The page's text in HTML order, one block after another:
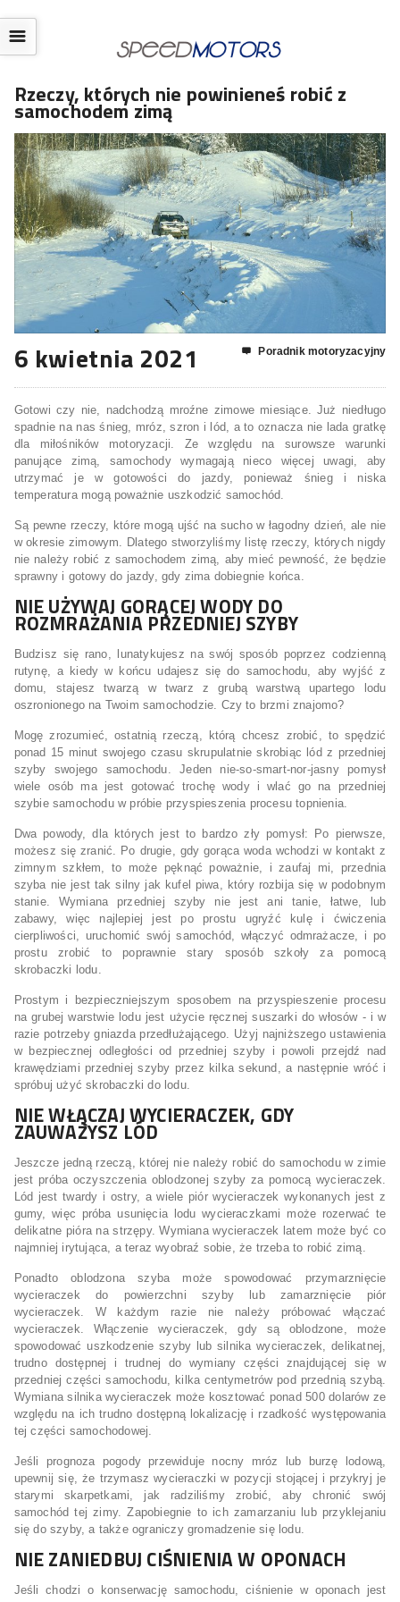
☰
Rzeczy, których nie powinieneś robić z
samochodem zimą
6 kwietnia 2021  Poradnik motoryzacyjny
Gotowi czy nie, nadchodzą mroźne zimowe miesiące. Już niedługo
spadnie na nas śnieg, mróz, szron i lód, a to oznacza nie lada gratkę
dla miłośników motoryzacji. Ze względu na surowsze warunki
panujące zimą, samochody wymagają nieco więcej uwagi, aby
utrzymać je w gotowości do jazdy, ponieważ śnieg i niska
temperatura mogą poważnie uszkodzić samochód.
Są pewne rzeczy, które mogą ujść na sucho w łagodny dzień, ale nie
w okresie zimowym. Dlatego stworzyliśmy listę rzeczy, których nigdy
nie należy robić z samochodem zimą, aby mieć pewność, że będzie
sprawny i gotowy do jazdy, gdy zima dobiegnie końca.
NIE UŻYWAJ GORĄCEJ WODY DO
ROZMRAŻANIA PRZEDNIEJ SZYBY
Budzisz się rano, lunatykujesz na swój sposób poprzez codzienną
rutynę, a kiedy w końcu udajesz się do samochodu, aby wyjść z
domu, stajesz twarzą w twarz z grubą warstwą upartego lodu
oszronionego na Twoim samochodzie. Czy to brzmi znajomo?
Mogę zrozumieć, ostatnią rzeczą, którą chcesz zrobić, to spędzić
ponad 15 minut swojego czasu skrupulatnie skrobiąc lód z przedniej
szyby swojego samochodu. Jeden nie-so-smart-nor-jasny pomysł
wiele osób ma jest gotować trochę wody i wlać go na przedniej
szybie samochodu w próbie przyspieszenia procesu topnienia.
Dwa powody, dla których jest to bardzo zły pomysł: Po pierwsze,
możesz się zranić. Po drugie, gdy gorąca woda wchodzi w kontakt z
zimnym szkłem, to może pęknąć poważnie, i zaufaj mi, przednia
szyba nie jest tak silny jak kufel piwa, który rozbija się w podobnym
stanie. Wymiana przedniej szyby nie jest ani tanie, łatwe, lub
zabawy, więc najlepiej jest po prostu ugryźć kulę i ćwiczenia
cierpliwości, uruchomić swój samochód, włączyć odmrażacze, i po
prostu zrobić to poprawnie stary sposób szkoły za pomocą
skrobaczki lodu.
Prostym i bezpieczniejszym sposobem na przyspieszenie procesu
na grubej warstwie lodu jest użycie ręcznej suszarki do włosów - i w
razie potrzeby gniazda przedłużającego. Użyj najniższego ustawienia
w bezpiecznej odległości od przedniej szyby i powoli przejdź nad
krawędziami przedniej szyby przez kilka sekund, a następnie wróć i
spróbuj użyć skrobaczki do lodu.
NIE WŁĄCZAJ WYCIERACZEK, GDY
ZAUWAŻYSZ LÓD
Jeszcze jedną rzeczą, której nie należy robić do samochodu w zimie
jest próba oczyszczenia oblodzonej szyby za pomocą wycieraczek.
Lód jest twardy i ostry, a wiele piór wycieraczek wykonanych jest z
gumy, więc próba usunięcia lodu wycieraczkami może rozerwać te
delikatne pióra na strzępy. Wymiana wycieraczek latem może być co
najmniej irytująca, a teraz wyobraź sobie, że trzeba to robić zimą.
Ponadto oblodzona szyba może spowodować przymarznięcie
wycieraczek do powierzchni szyby lub zamarznięcie piór
wycieraczek. W każdym razie nie należy próbować włączać
wycieraczek. Włączenie wycieraczek, gdy są oblodzone, może
spowodować uszkodzenie szyby lub silnika wycieraczek, delikatnej,
trudno dostępnej i trudnej do wymiany części znajdującej się w
przedniej części samochodu, kilka centymetrów pod przednią szybą.
Wymiana silnika wycieraczek może kosztować ponad 500 dolarów ze
względu na ich trudno dostępną lokalizację i rzadkość występowania
tej części samochodowej.
Jeśli prognoza pogody przewiduje nocny mróz lub burzę lodową,
upewnij się, że trzymasz wycieraczki w pozycji stojącej i przykryj je
starymi skarpetkami, jak radziliśmy zrobić, aby chronić swój
samochód tej zimy. Zapobiegnie to ich zamarzaniu lub przyklejaniu
się do szyby, a także ograniczy gromadzenie się lodu.
NIE ZANIEDBUJ CIŚNIENIA W OPONACH
Jeśli chodzi o konserwację samochodu, ciśnienie w oponach jest